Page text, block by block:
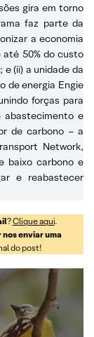
gira em torno
faz parte da
a economia
até 50% do custo
(ii) a unidade da
de energia Engie
forças para
abastecimento e
de carbono – a
Network,
baixo carbono e
e reabastecer
?Clique aqui.
enviar uma
do post!